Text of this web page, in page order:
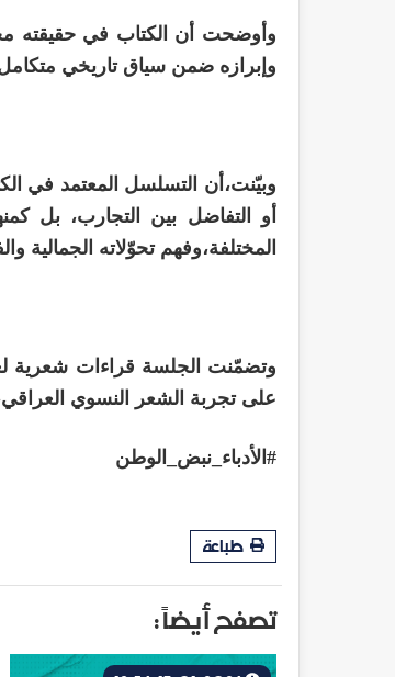
وأوضحت أن الكتاب في حقيقته
وإبرازه ضمن سياق تاريخي
وبيّنت،أن التسلسل المعتمد في
أو التفاضل بين التجارب، بل
المختلفة،وفهم تحوّلاته الجمالية
وتضمّنت الجلسة قراءات شعرية
على تجربة الشعر النسوي
#الأدباء_نبض_الوطن
طباعة
تصفح أيضاً :